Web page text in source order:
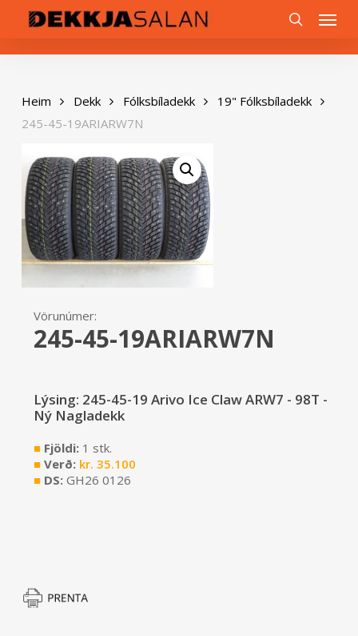
content
Menu
Heim Dekk Fólksbíladekk
19" Fólksbíladekk
245-45-19ARIARW7N
Vörunúmer:
245-45-19ARIARW7N
Lýsing: 245-45-19 Arivo Ice Claw ARW7 - 98T -
Ný Nagladekk
■Fjöldi: 1 stk.
■Verð: kr. 35.100
■DS: GH26 0126